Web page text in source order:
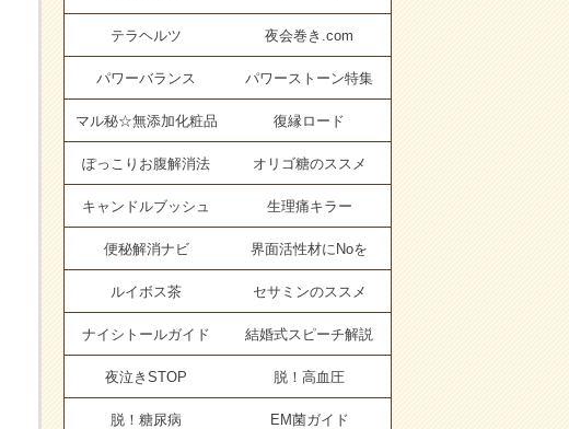
テラヘルツ 夜会巻き.com
パワーバランス パワーストーン特集
マル秘☆無添加化粧品 復縁ロード
ぽっこりお腹解消法 オリゴ糖のススメ
キャンドルブッシュ 生理痛キラー
便秘解消ナビ 界面活性材にNoを
ルイボス茶 セサミンのススメ
ナイシトールガイド 結婚式スピーチ解説
夜泣きSTOP 脱！高血圧
脱！糖尿病 EM菌ガイド